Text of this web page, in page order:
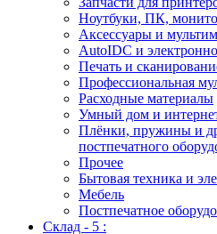
Ноутбуки, ПК,
Аксессуары и
AutoIDC и
Печать и
Профессиональная
Расходные материалы
Умный дом и
Плёнки, пружины и
постпечатного
Прочее
Бытовая техника и
Мебель
Постпечатное
Склад - 5 :